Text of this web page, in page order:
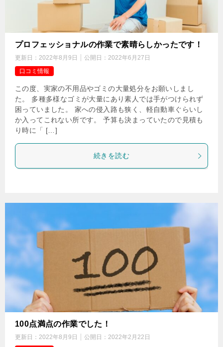
プロフェッショナルの作業で素晴らしかったです！
更新日： 2022年8月9日 公開日： 2022年6月27日
口コミ情報
この度、実家の不用品やゴミの大量処分をお願いしまし
た。 多種多様なゴミが大量にあり素人では手がつけられず
困っていました。 家への侵入路も狭く、軽自動車ぐらいし
か入ってこれない所です。 予算も決まっていたので見積も
り時に「 […]
続きを読む
100点満点の作業でした！
更新日： 2022年8月9日 公開日： 2022年2月22日